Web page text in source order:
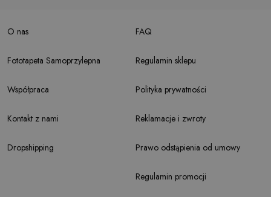
O nas
Fototapeta Samoprzylepna
Współpraca
Kontakt z nami
Dropshipping
FAQ
Regulamin sklepu
Polityka prywatności
Reklamacje i zwroty
Prawo odstąpienia od umowy
Regulamin promocji